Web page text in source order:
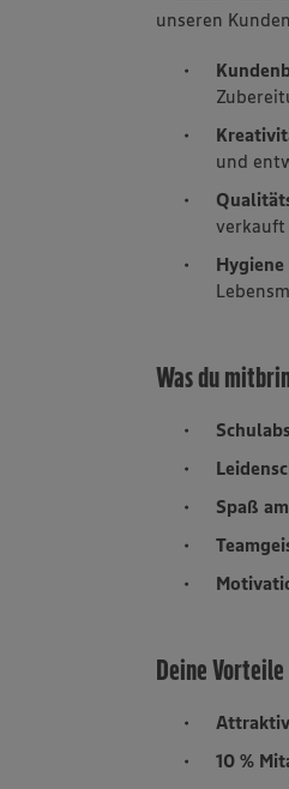
unseren
und
Was du
Spaß
Deine
10 %